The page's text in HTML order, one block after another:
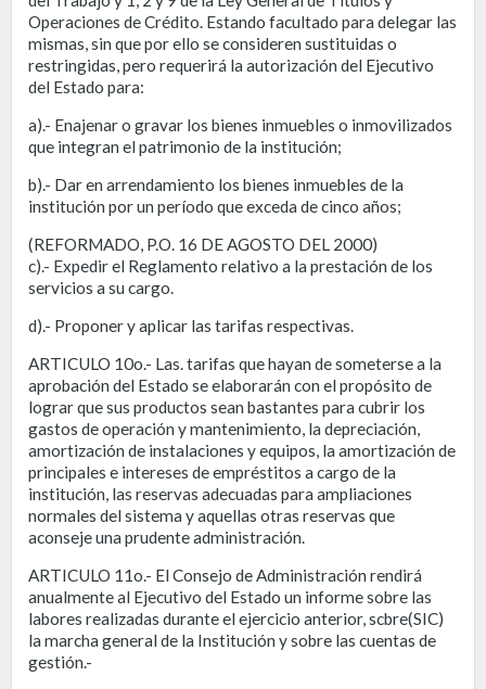
Operaciones de Crédito. Estando facultado para delegar las
mismas, sin que por ello se consideren sustituidas o
restringidas, pero requerirá la autorización del Ejecutivo
del Estado para:
a).- Enajenar o gravar los bienes inmuebles o inmovilizados
que integran el patrimonio de la institución;
b).- Dar en arrendamiento los bienes inmuebles de la
institución por un período que exceda de cinco años;
(REFORMADO, P.O. 16 DE AGOSTO DEL 2000)
c).- Expedir el Reglamento relativo a la prestación de los
servicios a su cargo.
d).- Proponer y aplicar las tarifas respectivas.
ARTICULO 10o.- Las. tarifas que hayan de someterse a la
aprobación del Estado se elaborarán con el propósito de
lograr que sus productos sean bastantes para cubrir los
gastos de operación y mantenimiento, la depreciación,
amortización de instalaciones y equipos, la amortización de
principales e intereses de empréstitos a cargo de la
institución, las reservas adecuadas para ampliaciones
normales del sistema y aquellas otras reservas que
aconseje una prudente administración.
ARTICULO 11o.- El Consejo de Administración rendirá
anualmente al Ejecutivo del Estado un informe sobre las
labores realizadas durante el ejercicio anterior, scbre(SIC)
la marcha general de la Institución y sobre las cuentas de
gestión.-